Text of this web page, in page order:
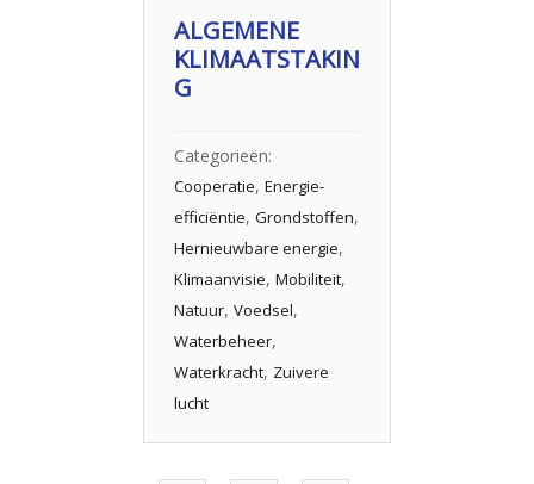
ALGEMENE
KLIMAATSTAKIN
G
Categorieën:
Cooperatie, Energie-
efficiëntie, Grondstoffen,
Hernieuwbare energie,
Klimaanvisie, Mobiliteit,
Natuur, Voedsel,
Waterbeheer,
Waterkracht, Zuivere
lucht